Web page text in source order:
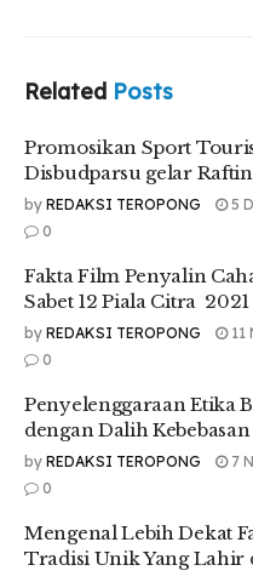
Pelanggaran dalam hak
pembajakan. Pembajakan
menggandakan,
menampilkan atau
ciptaan turunan. Hal itu
Undang Nomor 28 Tahun
yang tidak termasuk
Dilansir : Liputan6.com dan
Tr : Annisa Alivia
Related Posts
Promosikan Sport
Disbudparsu gelar
by REDAKSI TEROPONG
5
0
Fakta Film Penyalin
Sabet 12 Piala Citra 2021
by REDAKSI TEROPONG
11
0
Penyelenggaraan Etika
dengan Dalih
by REDAKSI TEROPONG
7
0
Mengenal Lebih Dekat
Tradisi Unik Yang Lahir